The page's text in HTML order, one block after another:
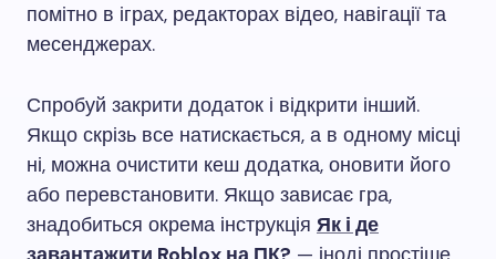
помітно в іграх, редакторах відео, навігації та
месенджерах.
Спробуй закрити додаток і відкрити інший.
Якщо скрізь все натискається, а в одному місці
ні, можна очистити кеш додатка, оновити його
або перевстановити. Якщо зависає гра,
знадобиться окрема інструкція Як і де